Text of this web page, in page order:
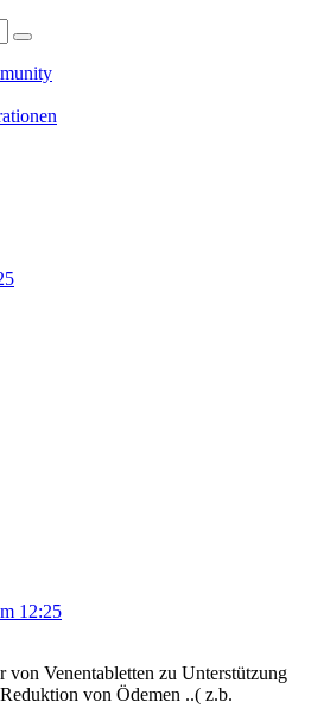
12:25
Venentabletten zu Unterstützung
von Ödemen ..( z.b.